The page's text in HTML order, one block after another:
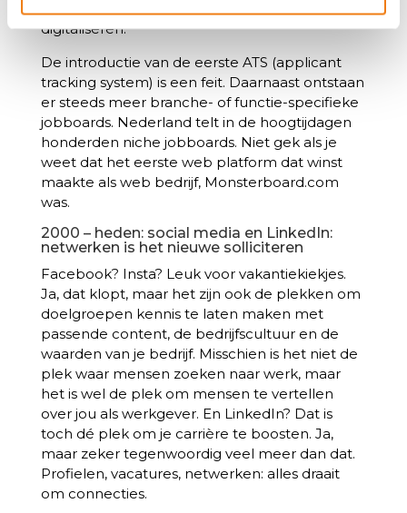
digitaliseren.
De introductie van de eerste ATS (applicant
tracking system) is een feit. Daarnaast ontstaan
er steeds meer branche- of functie-specifieke
jobboards. Nederland telt in de hoogtijdagen
honderden niche jobboards. Niet gek als je
weet dat het eerste web platform dat winst
maakte als web bedrijf, Monsterboard.com
was.
2000 – heden: social media en LinkedIn:
netwerken is het nieuwe solliciteren
Facebook? Insta? Leuk voor vakantiekiekjes.
Ja, dat klopt, maar het zijn ook de plekken om
doelgroepen kennis te laten maken met
passende content, de bedrijfscultuur en de
waarden van je bedrijf. Misschien is het niet de
plek waar mensen zoeken naar werk, maar
het is wel de plek om mensen te vertellen
over jou als werkgever. En LinkedIn? Dat is
toch dé plek om je carrière te boosten. Ja,
maar zeker tegenwoordig veel meer dan dat.
Profielen, vacatures, netwerken: alles draait
om connecties.